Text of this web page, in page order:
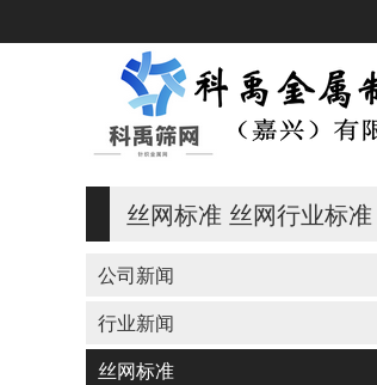
丝网标准 丝网行业标准
公司新闻
行业新闻
丝网标准